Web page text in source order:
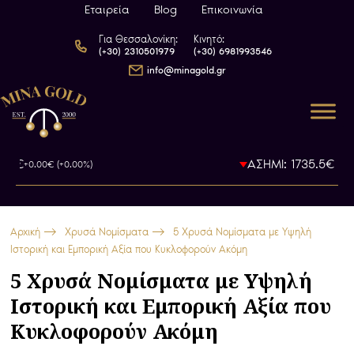
Εταιρεία Blog Επικοινωνία
Για Θεσσαλονίκη:
(+30) 2310501979
Κινητό:
(+30) 6981993546
info@minagold.gr
(+0.00%) ΑΣΗΜΙ: 1735.5€-0.00€ (-
Αρχική Χρυσά Νομίσματα
5 Χρυσά Νομίσματα με Υψηλή
Ιστορική και Εμπορική Αξία που Κυκλοφορούν Ακόμη
5 Χρυσά Νομίσματα με Υψηλή
Ιστορική και Εμπορική Αξία που
Κυκλοφορούν Ακόμη